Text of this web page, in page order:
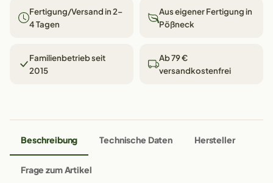
Fertigung/Versand in 2–
4 Tagen
Aus eigener Fertigung in
Pößneck
Familienbetrieb seit
2015
Ab 79 €
versandkostenfrei
Beschreibung Technische Daten Hersteller
Frage zum Artikel